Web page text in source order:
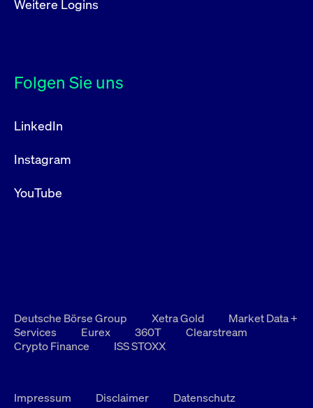
Weitere Logins
Folgen Sie uns
LinkedIn
Instagram
YouTube
Deutsche Börse Group Xetra Gold
Market Data +
Services
Eurex 360T
Clearstream
Crypto Finance
ISS STOXX
Impressum Disclaimer
Datenschutz